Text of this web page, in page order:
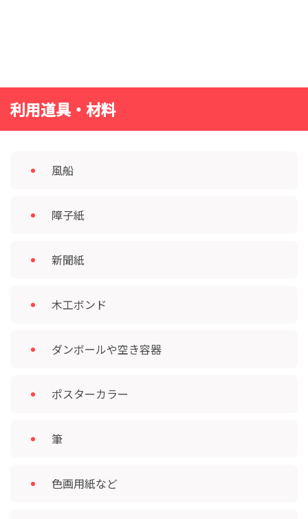
利用道具・材料
風船
障子紙
新聞紙
木工ボンド
ダンボールや空き容器
ポスターカラー
筆
色画用紙など